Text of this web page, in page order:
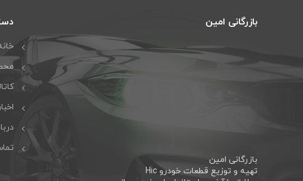
بازرگانی امین
بازرگانی امین
تهیه و توزیع قطعات خودرو Hic